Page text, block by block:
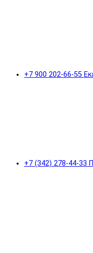
+7 900 202-66-55
+7 (342) 278-44-33